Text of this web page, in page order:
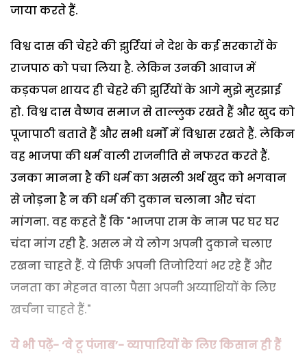
जाया करते हैं.
विश्व दास की चेहरे की झुर्रियां ने देश के कई सरकारों के
राजपाठ को पचा लिया है. लेकिन उनकी आवाज में
कड़कपन शायद ही चेहरे की झुर्रियों के आगे मुझे मुरझाई
हो. विश्व दास वैष्णव समाज से ताल्लुक रखते हैं और खुद को
पूजापाठी बताते हैं और सभी धर्मों में विश्वास रखते हैं. लेकिन
वह भाजपा की धर्म वाली राजनीति से नफरत करते हैं.
उनका मानना है की धर्म का असली अर्थ खुद को भगवान
से जोड़ना है न की धर्म की दुकान चलाना और चंदा
मांगना. वह कहते हैं कि "भाजपा राम के नाम पर घर घर
चंदा मांग रही है. असल मे ये लोग अपनी दुकाने चलाए
रखना चाहते हैं. ये सिर्फ अपनी तिजोरियां भर रहे हैं और
जनता का मेहनत वाला पैसा अपनी अय्याशियों के लिए
खर्चना चाहते हैं."
ये भी पढ़ें- ‘वे टू पंजाब’- व्यापारियों के लिए किसान ही हैं